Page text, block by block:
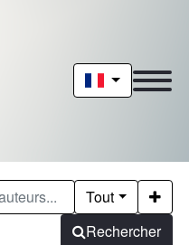
Tout
Rechercher